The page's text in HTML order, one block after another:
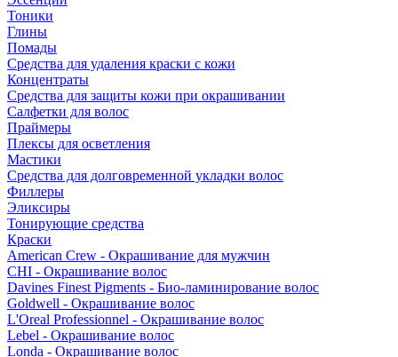
Тоники
Глины
Помады
Средства для удаления краски с кожи
Концентраты
Средства для защиты кожи при окрашивании
Салфетки для волос
Праймеры
Плексы для осветления
Мастики
Средства для долговременной укладки волос
Филлеры
Эликсиры
Тонирующие средства
Краски
American Crew - Окрашивание для мужчин
CHI - Окрашивание волос
Davines Finest Pigments - Био-ламинирование волос
Goldwell - Окрашивание волос
L'Oreal Professionnel - Окрашивание волос
Lebel - Окрашивание волос
Londa - Окрашивание волос